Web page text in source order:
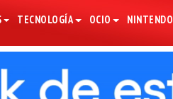
TECNOLOGÍA OCIO NINTENDO